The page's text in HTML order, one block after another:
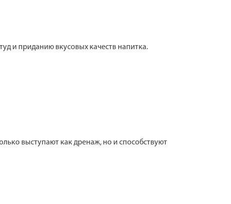
и приданию вкусовых качеств напитка.
выступают как дренаж, но и способствуют